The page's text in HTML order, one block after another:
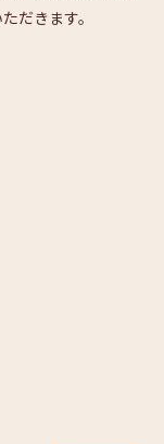
だきます。